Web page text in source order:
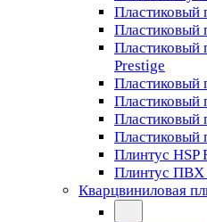
Пластиковый
Пластиковый
Пластиковый
Prestige
Пластиковый
Пластиковый
Пластиковый
Пластиковый
Плинтус
Плинтус ПВХ
Кварцвиниловая